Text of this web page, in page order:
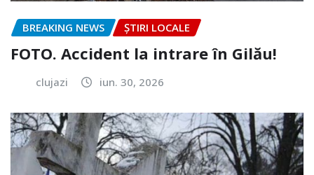
BREAKING NEWS ȘTIRI LOCALE
FOTO. Accident la intrare în Gilău!
clujazi iun. 30, 2026